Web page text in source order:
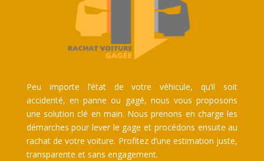
Peu importe l’état de votre véhicule, qu’il soit
accidenté, en panne ou gagé, nous vous proposons
une solution clé en main. Nous prenons en charge les
démarches pour lever le gage et procédons ensuite au
rachat de votre voiture. Profitez d’une estimation juste,
transparente et sans engagement.